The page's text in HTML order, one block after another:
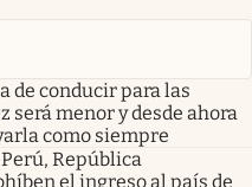
de conducir para las
será menor y desde ahora
como siempre
República
el ingreso al país de